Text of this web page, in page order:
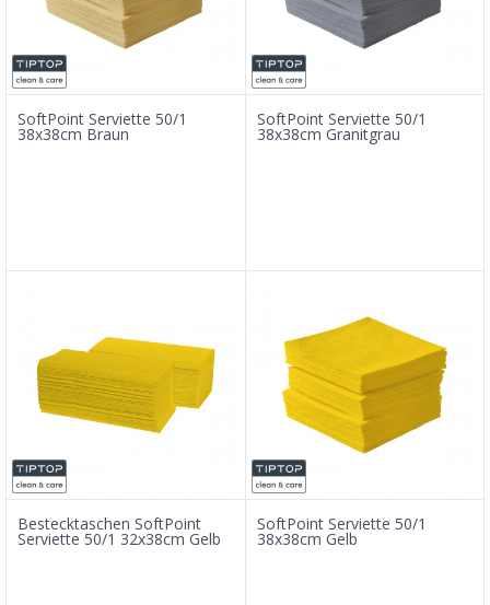
SoftPoint Serviette 50/1
38x38cm Braun
SoftPoint Serviette 50/1
38x38cm Granitgrau
Bestecktaschen SoftPoint
Serviette 50/1 32x38cm Gelb
SoftPoint Serviette 50/1
38x38cm Gelb